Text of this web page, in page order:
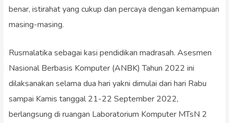
benar, istirahat yang cukup dan percaya dengan kemampuan
masing-masing.
Rusmalatika sebagai kasi pendidikan madrasah. Asesmen
Nasional Berbasis Komputer (ANBK) Tahun 2022 ini
dilaksanakan selama dua hari yakni dimulai dari hari Rabu
sampai Kamis tanggal 21-22 September 2022,
berlangsung di ruangan Laboratorium Komputer MTsN 2